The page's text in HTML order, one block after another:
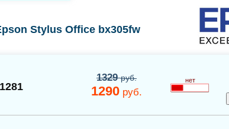
Stylus Office bx305fw
1329руб.
1290 руб.
нет